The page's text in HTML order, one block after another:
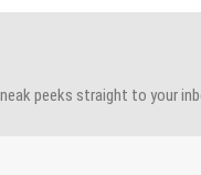
peeks straight to your